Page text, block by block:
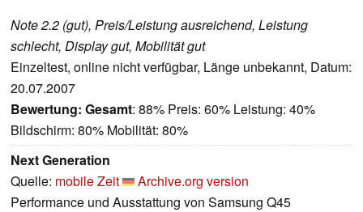
Note 2.2 (gut), Preis/Leistung ausreichend, Leistung
schlecht, Display gut, Mobilität gut
Einzeltest, online nicht verfügbar, Länge unbekannt, Datum:
20.07.2007
Bewertung: Gesamt: 88% Preis: 60% Leistung: 40%
Bildschirm: 80% Mobilität: 80%
Next Generation
Quelle: mobile Zeit
Archive.org version
Performance und Ausstattung von Samsung Q45